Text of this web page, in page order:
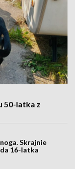
50-latka z
Skrajnie
16-latka